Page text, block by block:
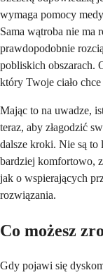
wymaga pomocy
Sama wątroba nie ma
prawdopodobnie
pobliskich obszarach.
który Twoje ciało
Mając to na uwadze,
teraz, aby złagodzić
dalsze kroki. Nie są to
bardziej komfortowo,
jak o wspierających
rozwiązania.
Co możesz
Gdy pojawi się